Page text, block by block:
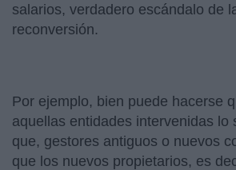
salarios, verdadero escándalo de
reconversión.
Por ejemplo, bien puede hacerse
aquellas entidades intervenidas lo
que, gestores antiguos o nuevos
que los nuevos propietarios, es